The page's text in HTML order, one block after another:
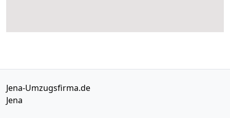
Jena-Umzugsfirma.de
Jena